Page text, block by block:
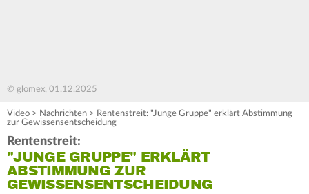
© glomex, 01.12.2025
Video > Nachrichten > Rentenstreit: "Junge Gruppe" erklärt Abstimmung
zur Gewissensentscheidung
Rentenstreit:
"JUNGE GRUPPE" ERKLÄRT
ABSTIMMUNG ZUR
GEWISSENSENTSCHEIDUNG